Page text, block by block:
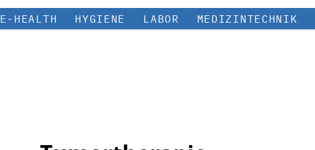
E-HEALTH HYGIENE LABOR MEDIZINTECHNIK